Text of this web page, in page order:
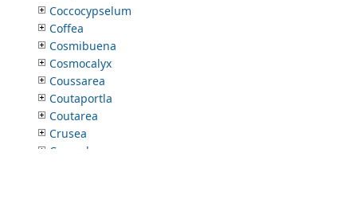
Coccocypselum
Coffea
Cosmibuena
Cosmocalyx
Coussarea
Coutaportla
Coutarea
Crusea
Csapodya